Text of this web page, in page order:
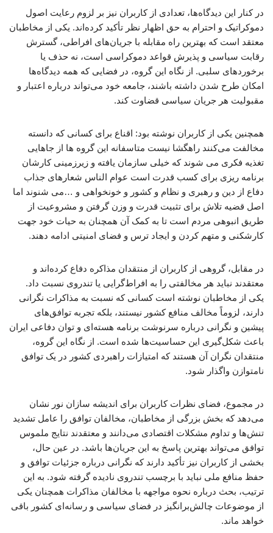
در کنار این دیدگاه‌ها، تعدادی از کاربران نیز بر لزوم رعایت اصول
دموکراتیک و احترام به حق اظهار نظر تأکید کرده‌اند. یکی از مخاطبان
معتقد است که بهترین راه مقابله با جریان‌های افراطی، گسترش
رقابت سیاسی و پذیرش قواعد دموکراسی است، نه حذف یا
برخوردهای سلبی. از نگاه این گروه، در فضایی که همه دیدگاه‌ها
امکان طرح شدن داشته باشند، جامعه خود می‌تواند درباره اعتبار و
مقبولیت هر جریان سیاسی قضاوت کند.
همچنین یکی از کاربران نوشته بود: اقناع برای کسانی که دانسته
مخالفت می‌کنند راهگشا نیست متاسفانه این گروه ها از جاهایی
تغذیه فکری می شوند که خیلی سازمان یافته و زیرزمینی کارشان
برنامه ریزی برای کسب قدرت است عوام الناس شعارهای جذاب
دفاع از دین و رهبری و نظام و کشور و خونخواهی و …می شنوند اما
اصل قضیه تلاش برای تثبیت قدرت و وزن گرفتن و مشروعیت از
طریق انبوهی مردم است تا به کمک آن همچنان به حیات خود جهت
کارشکنی و متهم کردن و ایجاد ترس و فضای امنیتی ادامه دهند.
در مقابل، گروهی از کاربران از منتقدان مذاکره دفاع کرده‌اند و
معتقدند نباید هر مخالفتی را به افراط‌گرایی یا تندروی نسبت داد.
یکی از مخاطبان نوشته است کسانی که نسبت به مذاکرات نگرانی
دارند، لزوماً مخالف منافع کشور نیستند، بلکه تجربه توافق‌های
پیشین و نگرانی درباره سرنوشت برنامه هسته‌ای و توان دفاعی ایران
باعث شکل‌گیری این حساسیت‌ها شده است. از نگاه این گروه،
منتقدان نگران آن هستند که امتیازات راهبردی کشور در یک توافق
نامتوازن واگذار شود.
در مجموع، فضای نظرات کاربران برای اندیشه سازان نور نشان
می‌دهد که بخش بزرگی از مخاطبان، مخالفان توافق را عامل تشدید
تنش‌ها و تداوم مشکلات اقتصادی می‌دانند و معتقدند نتایج ملموس
توافق می‌تواند بهترین پاسخ به این جریان‌ها باشد. در عین حال،
بخشی از کاربران نیز تأکید دارند که نگرانی درباره جزئیات توافق و
حفظ منافع ملی نباید با برچسب تندروی نادیده گرفته شود. به این
ترتیب، بحث درباره نحوه مواجهه با مخالفان مذاکرات همچنان یکی
از موضوعات چالش‌برانگیز در فضای سیاسی و رسانه‌ای کشور باقی
خواهد ماند.